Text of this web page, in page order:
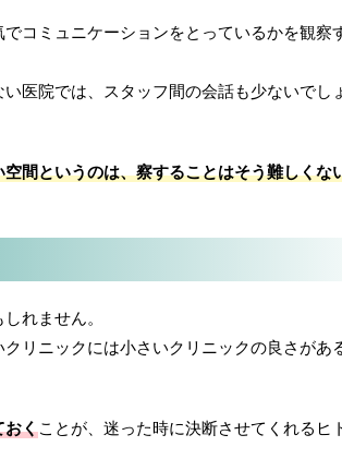
コミュニケーションをとっているかを観察
医院では、スタッフ間の会話も少ないでし
間というのは、察することはそう難しくな
れません。
リニックには小さいクリニックの良さがあ
おくことが、迷った時に決断させてくれるヒ